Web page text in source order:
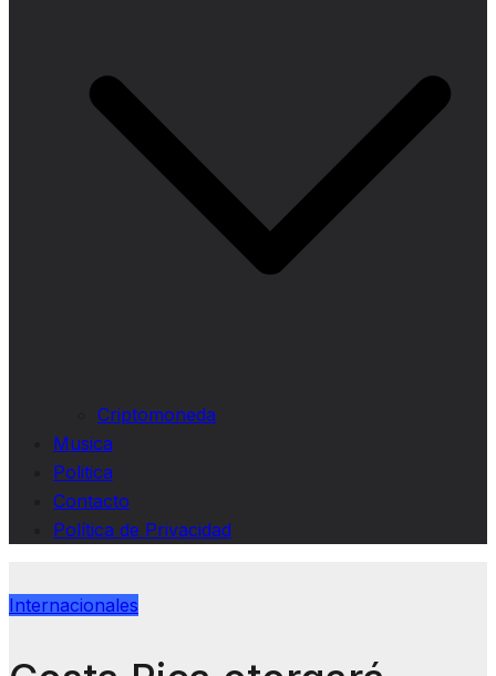
Criptomoneda
Musica
Politica
Contacto
Política de Privacidad
Internacionales